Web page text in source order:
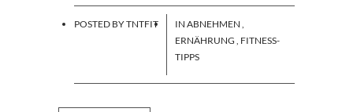
POSTED BYTNTFIT IN ABNEHMEN ,
ERNÄHRUNG , FITNESS-
TIPPS